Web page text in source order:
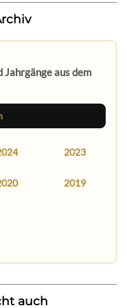
Jahrgänge aus dem
2023
2019
auch